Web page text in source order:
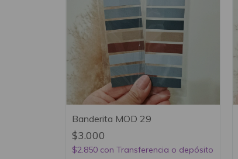
Banderita MOD 29
$3.000
$2.850 con Transferencia o depósito